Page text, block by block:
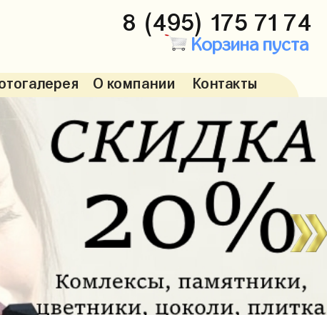
8 (495) 175 71 74
Корзина пуста
О компании Контакты